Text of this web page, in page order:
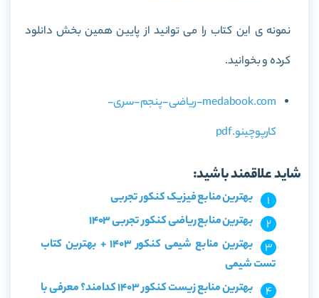
نمونه ی این کتاب را می توانید از پایین همین بخش دانلود
کرده و بخوانید.
medabook.com-ریاضی-پنجم-سری-
کارپوچینو.pdf
شاید علاقمند باشید:
بهترین منابع فیزیک کنکور تجربی
بهترین منابع ریاضی کنکور تجربی 1403
بهترین منابع شیمی کنکور 1403 + بهترین کتاب
تست شیمی
بهترین منابع زیست کنکور 1403 کدامند؟ معرفی با